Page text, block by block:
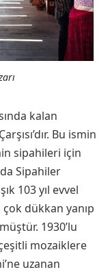
kalan
Bu ismin
sipahileri için
Sipahiler
103 yıl evvel
dükkan yanıp
1930’lu
çeşitli mozaiklere
uzanan